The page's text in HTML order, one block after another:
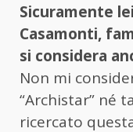
Sicuramente
Casamonti,
si considera
Non mi
“Archistar” né
ricercato